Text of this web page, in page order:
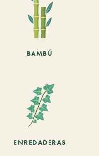
BAMBÚ
ENREDADERAS